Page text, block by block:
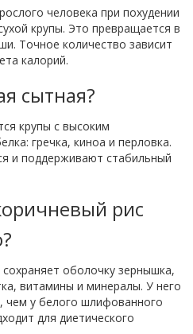
человека при похудении
крупы. Это превращается в
Точное количество зависит
калорий.
сытная?
крупы с высоким
гречка, киноа и перловка.
и поддерживают стабильный
рис
оболочку зернышка,
витамины и минералы. У него
чем у белого шлифованного
для диетического